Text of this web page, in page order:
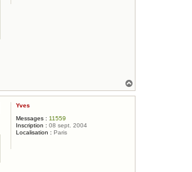
a
u
Yves
Messages : 11559
Inscription : 08 sept. 2004
Localisation : Paris